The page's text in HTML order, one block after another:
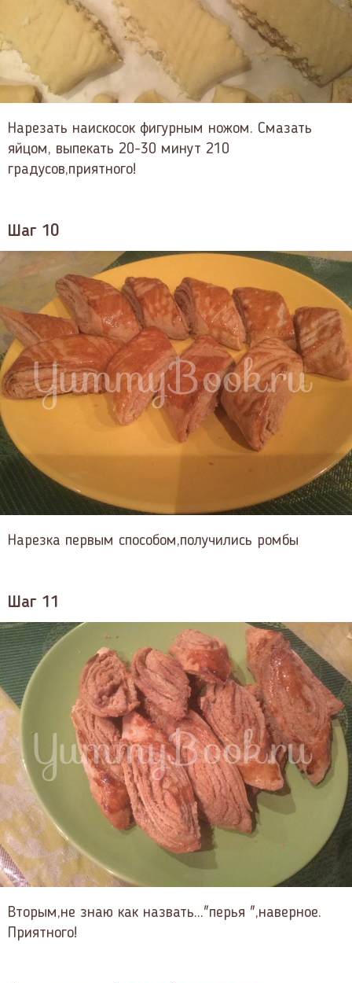
Нарезать наискосок фигурным ножом. Смазать
яйцом, выпекать 20-30 минут 210
градусов,приятного!
Шаг 10
Нарезка первым способом,получились ромбы
Шаг 11
Вторым,не знаю как назвать..."перья ",наверное.
Приятного!